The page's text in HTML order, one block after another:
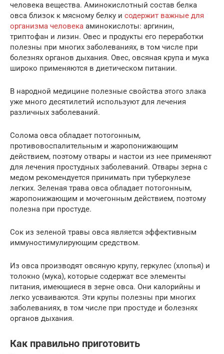
человека вещества. Аминокислотный состав белка
овса близок к мясному белку и содержит важные для
организма человека аминокислоты: аргинин,
триптофан и лизин. Овес и продукты его переработки
полезны при многих заболеваниях, в том числе при
болезнях органов дыхания. Овес, овсяная крупа и мука
широко применяются в диетическом питании.
В народной медицине полезные свойства этого злака
уже много десятилетий используют для лечения
различных заболеваний.
Солома овса обладает потогонным,
противовоспалительным и жаропонижающим
действием, поэтому отвары и настои из нее применяют
для лечения простудных заболеваний. Отвары зерна с
медом рекомендуется принимать при туберкулезе
легких. Зеленая трава овса обладает потогонным,
жаропонижающим и мочегонным действием, поэтому
полезна при простуде.
Сок из зеленой травы овса является эффективным
иммуностимулирующим средством.
Из овса производят овсяную крупу, геркулес (хлопья) и
толокно (мука), которые содержат все элементы
питания, имеющиеся в зерне овса. Они калорийны и
легко усваиваются. Эти крупы полезны при многих
заболеваниях, в том числе при простуде и болезнях
органов дыхания.
Как правильно приготовить